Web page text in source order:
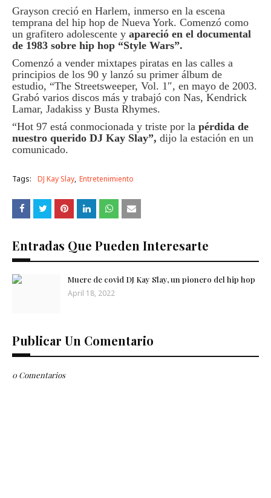
Grayson creció en Harlem, inmerso en la escena
temprana del hip hop de Nueva York. Comenzó como
un grafitero adolescente y apareció en el documental
de 1983 sobre hip hop “Style Wars”.
Comenzó a vender mixtapes piratas en las calles a
principios de los 90 y lanzó su primer álbum de
estudio, “The Streetsweeper, Vol. 1″, en mayo de 2003.
Grabó varios discos más y trabajó con Nas, Kendrick
Lamar, Jadakiss y Busta Rhymes.
“Hot 97 está conmocionada y triste por la pérdida de
nuestro querido DJ Kay Slay”, dijo la estación en un
comunicado.
Tags: DJ Kay Slay Entretenimiento
Entradas Que Pueden Interesarte
Muere de covid DJ Kay Slay, un pionero del hip hop
April 18, 2022
Publicar Un Comentario
0 Comentarios